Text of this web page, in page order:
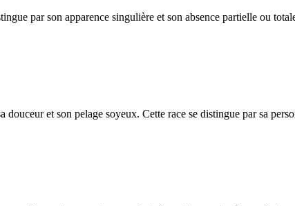
par son apparence singulière et son absence partielle ou
et son pelage soyeux. Cette race se distingue par sa